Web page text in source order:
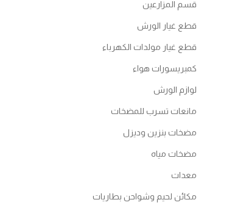
قسم المزارعين
قطع غيار الورش
قطع غيار مولدات الكهرباء
كمبريسورات هواء
لوازم الورش
مانعات تسرب للمضخات
مضخات بنزين وديزل
مضخات مياه
معدات
مكائن لحيم وشواحن بطاريات